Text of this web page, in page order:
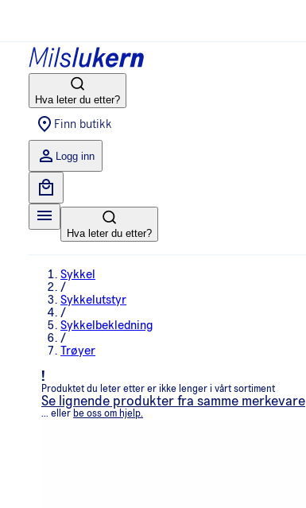
Hva leter du etter?
Finn butikk
Logg inn
Hva leter du etter?
Sykkel
/
Sykkelutstyr
/
Sykkelbekledning
/
Trøyer
!
Produktet du leter etter er ikke lenger i vårt sortiment
Se lignende produkter fra samme merkevare
... eller be oss om hjelp.